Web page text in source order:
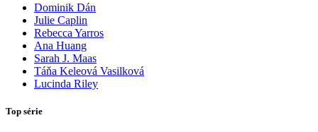
Dominik Dán
Julie Caplin
Rebecca Yarros
Ana Huang
Sarah J. Maas
Táňa Keleová Vasilková
Lucinda Riley
Top série